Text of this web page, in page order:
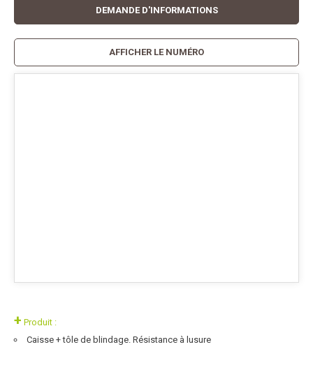
+ Produit :
Caisse + tôle de blindage. Résistance à lusure
DEMANDE D'INFORMATIONS
AFFICHER LE NUMÉRO